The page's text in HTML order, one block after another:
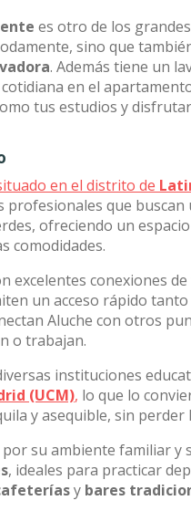
es otro de los
sino que
. Además tiene un
en el
tus estudios y
en el distrito de
profesionales que
ofreciendo un
comodidades.
excelentes conexiones
un acceso rápido
Aluche con otros
o trabajan.
instituciones
(UCM), lo que lo
y asequible, sin perder
su ambiente familiar y
, ideales para practicar
y bares